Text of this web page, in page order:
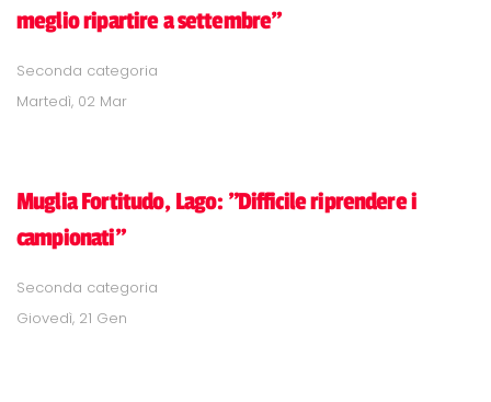
meglio ripartire a settembre"
Seconda categoria
Martedì, 02 Mar
Muglia Fortitudo, Lago: "Difficile riprendere i
campionati"
Seconda categoria
Giovedì, 21 Gen